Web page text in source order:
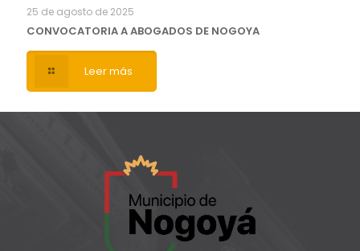
25 de agosto de 2025
CONVOCATORIA A ABOGADOS DE NOGOYA
Leer más